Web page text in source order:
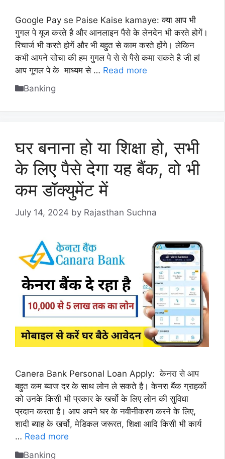
Google Pay se Paise Kaise kamaye: क्या आप भी
गुगल पे यूज करते है और आनलाइन पैसे के लेनदेन भी करते होगें।
रिचार्ज भी करते होगें और भी बहुत से काम करते होंगे। लेकिन
कभी आपने सोचा की हम गुगल पे से से पैसे कमा सकते है जी हां
आप गूगल पे के माध्यम से … Read more
Categories
Banking
घर बनाना हो या शिक्षा हो, सभी
के ल‍िए पैसे देगा यह बैंक, वो भी
कम डॉक्युमेंट में
July 14, 2024 by Rajasthan Suchna
Canera Bank Personal Loan Apply: केनरा से आप
बहुत कम ब्याज दर के साथ लोन ले सकते है। केनरा बैंक ग्राहकों
को उनके किसी भी प्रकार के खर्चो के लिए लोन की सुविधा
प्रदान करता है। आप अपने घर के नवीनीकरण करने के लिए,
शादी ब्याह के खर्चो, मेडिकल जरूरत, शिक्षा आदि किसी भी कार्य
… Read more
Categories
Banking